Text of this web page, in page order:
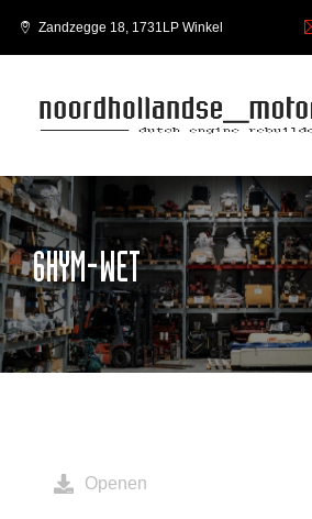
Zandzegge 18, 1731LP Winkel
6HYM-WET
Openen